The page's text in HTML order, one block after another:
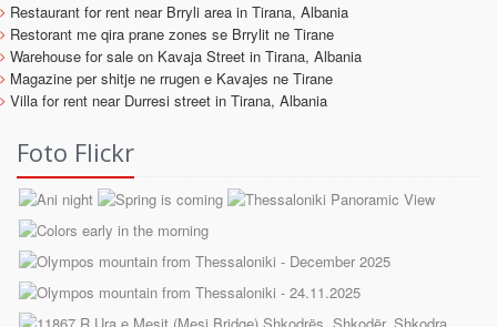
Restaurant for rent near Brryli area in Tirana, Albania
Restorant me qira prane zones se Brrylit ne Tirane
Warehouse for sale on Kavaja Street in Tirana, Albania
Magazine per shitje ne rrugen e Kavajes ne Tirane
Villa for rent near Durresi street in Tirana, Albania
Foto Flickr